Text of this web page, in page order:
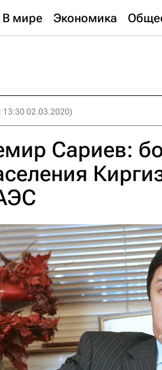
В мире Экономика
13:30 02.03.2020)
Сариев: